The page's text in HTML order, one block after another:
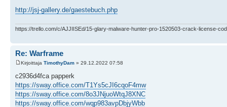
http://jsj-gallery.de/gaestebuch.php
https://trello.com/c/AJJIISEd/15-glary-malware-hunter-pro-1520503-crack-license-
Re: Warframe
Kirjoittaja TimothyDam » 29.12.2022 07:58
c2936d4fca papperk
https://sway.office.com/T1Ys5cJI6cqoF4mw
https://sway.office.com/8o3JNjuoWtqJ8XNC
https://sway.office.com/wqp983avpDbjyWbb